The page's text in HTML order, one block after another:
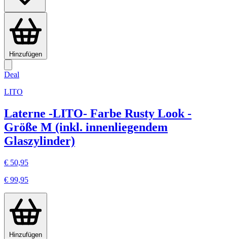
Hinzufügen
Deal
LITO
Laterne -LITO- Farbe Rusty Look -
Größe M (inkl. innenliegendem
Glaszylinder)
€ 50,95
€ 99,95
Hinzufügen